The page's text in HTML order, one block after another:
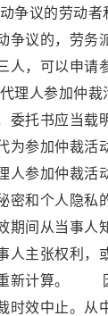
议的劳动者
争议的，劳
人，可以申
理人参加仲
委托书应当
为参加仲裁活
人参加仲裁
秘密和个人
期间从当事
人主张权利
新计算。 因
时效中止。